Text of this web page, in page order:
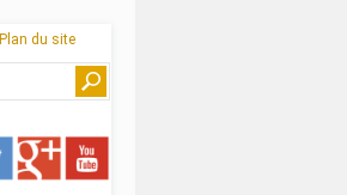
Plan du site